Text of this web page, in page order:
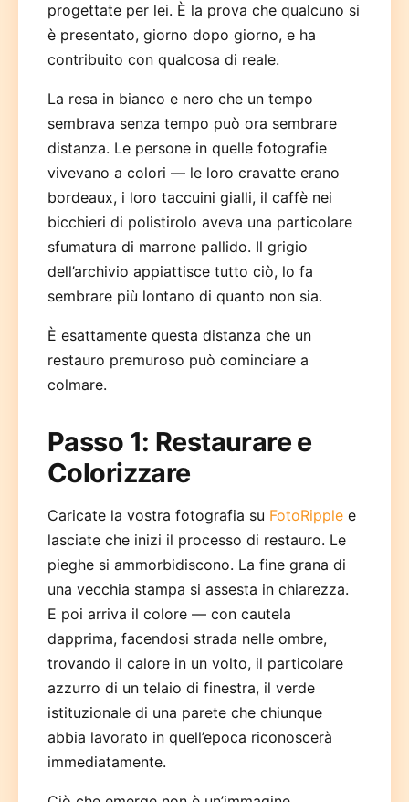
progettate per lei. È la prova che qualcuno si
è presentato, giorno dopo giorno, e ha
contribuito con qualcosa di reale.
La resa in bianco e nero che un tempo
sembrava senza tempo può ora sembrare
distanza. Le persone in quelle fotografie
vivevano a colori — le loro cravatte erano
bordeaux, i loro taccuini gialli, il caffè nei
bicchieri di polistirolo aveva una particolare
sfumatura di marrone pallido. Il grigio
dell’archivio appiattisce tutto ciò, lo fa
sembrare più lontano di quanto non sia.
È esattamente questa distanza che un
restauro premuroso può cominciare a
colmare.
Passo 1: Restaurare e
Colorizzare
Caricate la vostra fotografia su FotoRipple e
lasciate che inizi il processo di restauro. Le
pieghe si ammorbidiscono. La fine grana di
una vecchia stampa si assesta in chiarezza.
E poi arriva il colore — con cautela
dapprima, facendosi strada nelle ombre,
trovando il calore in un volto, il particolare
azzurro di un telaio di finestra, il verde
istituzionale di una parete che chiunque
abbia lavorato in quell’epoca riconoscerà
immediatamente.